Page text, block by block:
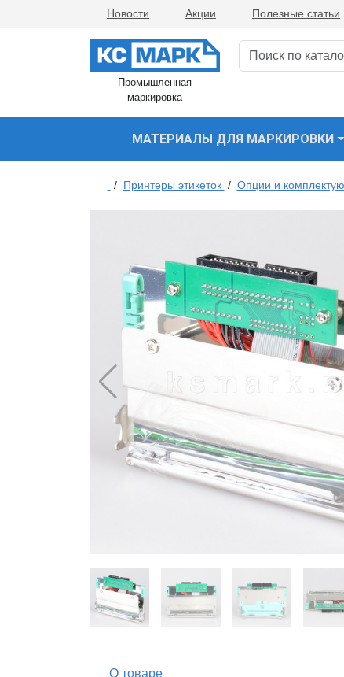
Новости Акции Полезные статьи
Промышленная
маркировка
МАТЕРИАЛЫ ДЛЯ МАРКИРОВКИ
/ Принтеры этикеток / Опции и
О товаре